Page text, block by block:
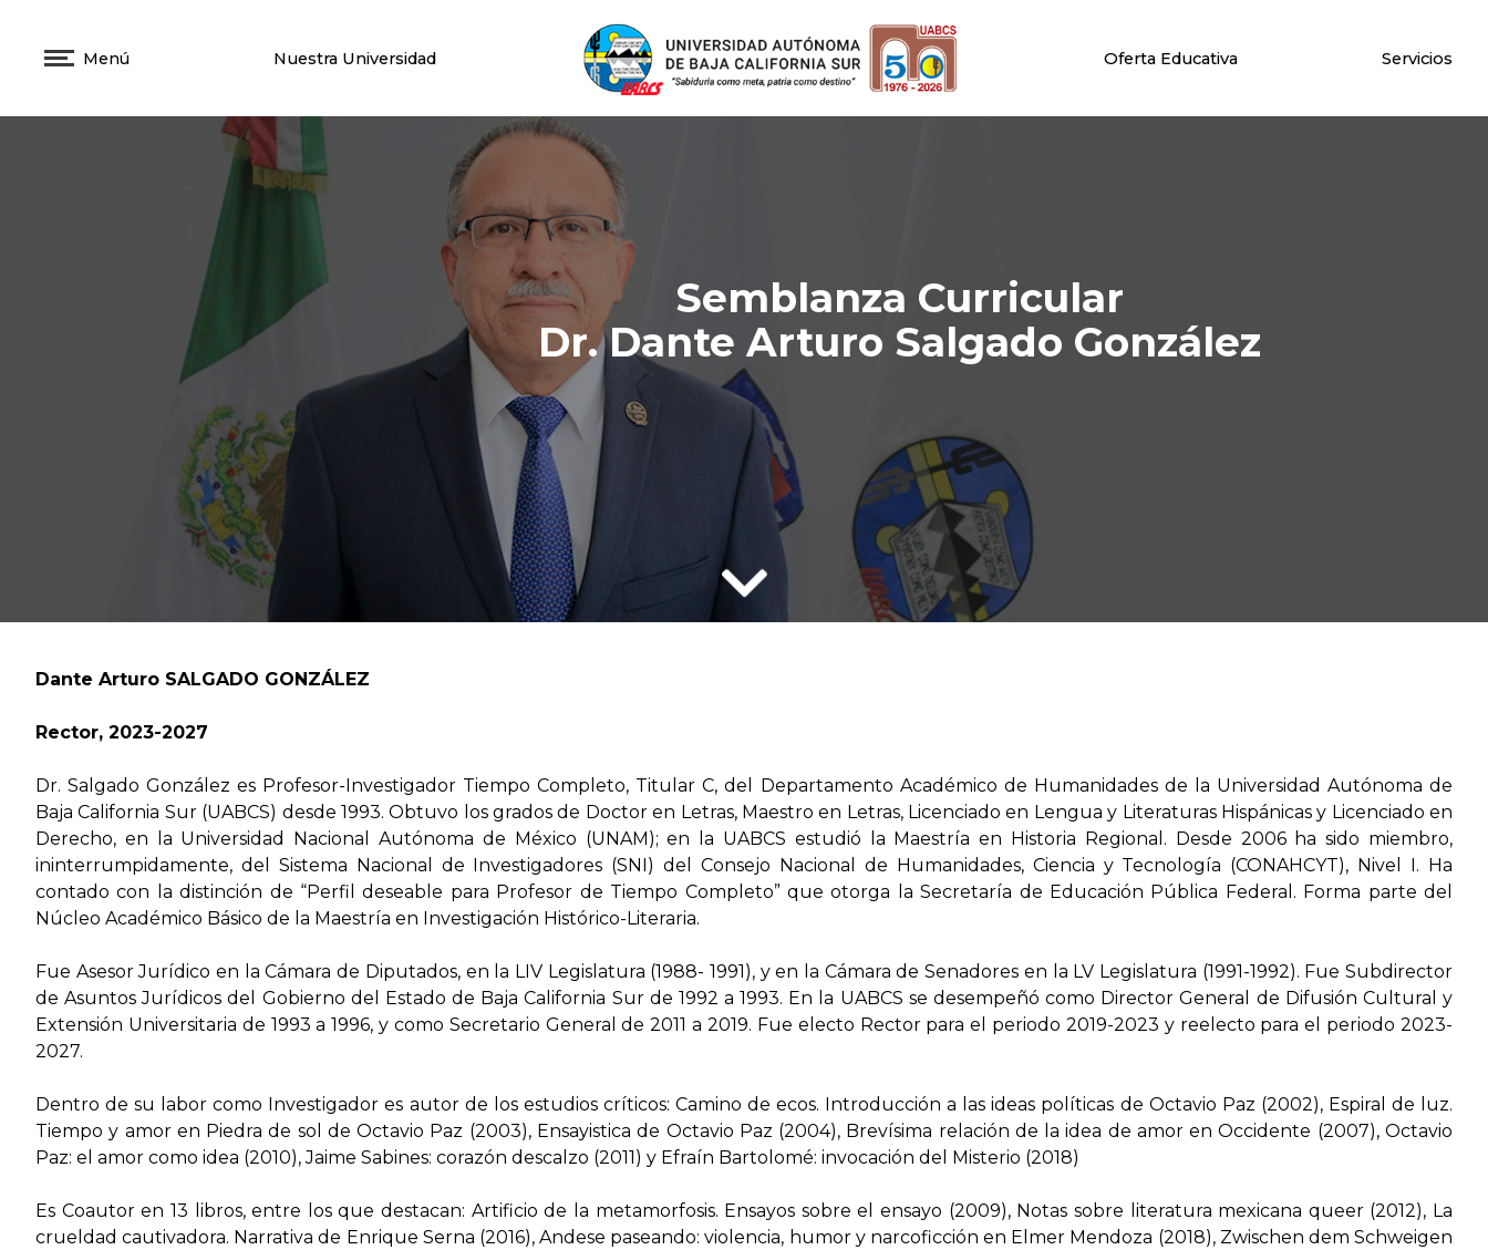
Menú Nuestra Universidad Oferta Educativa Servicios
Semblanza Curricular
Dr. Dante Arturo Salgado González
Dante Arturo SALGADO GONZÁLEZ
Rector, 2023-2027
Dr. Salgado González es Profesor-Investigador Tiempo Completo, Titular C, del Departamento Académico de Humanidades de la Universidad Autónoma de
Baja California Sur (UABCS) desde 1993. Obtuvo los grados de Doctor en Letras, Maestro en Letras, Licenciado en Lengua y Literaturas Hispánicas y Licenciado en
Derecho, en la Universidad Nacional Autónoma de México (UNAM); en la UABCS estudió la Maestría en Historia Regional. Desde 2006 ha sido miembro,
ininterrumpidamente, del Sistema Nacional de Investigadores (SNI) del Consejo Nacional de Humanidades, Ciencia y Tecnología (CONAHCYT), Nivel I. Ha
contado con la distinción de “Perfil deseable para Profesor de Tiempo Completo” que otorga la Secretaría de Educación Pública Federal. Forma parte del
Núcleo Académico Básico de la Maestría en Investigación Histórico-Literaria.
Fue Asesor Jurídico en la Cámara de Diputados, en la LIV Legislatura (1988- 1991), y en la Cámara de Senadores en la LV Legislatura (1991-1992). Fue Subdirector
de Asuntos Jurídicos del Gobierno del Estado de Baja California Sur de 1992 a 1993. En la UABCS se desempeñó como Director General de Difusión Cultural y
Extensión Universitaria de 1993 a 1996, y como Secretario General de 2011 a 2019. Fue electo Rector para el periodo 2019-2023 y reelecto para el periodo 2023-
2027.
Dentro de su labor como Investigador es autor de los estudios críticos: Camino de ecos. Introducción a las ideas políticas de Octavio Paz (2002), Espiral de luz.
Tiempo y amor en Piedra de sol de Octavio Paz (2003), Ensayistica de Octavio Paz (2004), Brevísima relación de la idea de amor en Occidente (2007), Octavio
Paz: el amor como idea (2010),Jaime Sabines: corazón descalzo (2011) y Efraín Bartolomé: invocación del Misterio (2018)
Es Coautor en 13 libros, entre los que destacan: Artificio de la metamorfosis. Ensayos sobre el ensayo (2009), Notas sobre literatura mexicana queer(2012), La
crueldad cautivadora. Narrativa de Enrique Serna (2016),Andese paseando: violencia, humor y narcoficción en Elmer Mendoza (2018), Zwischen dem Schweigen